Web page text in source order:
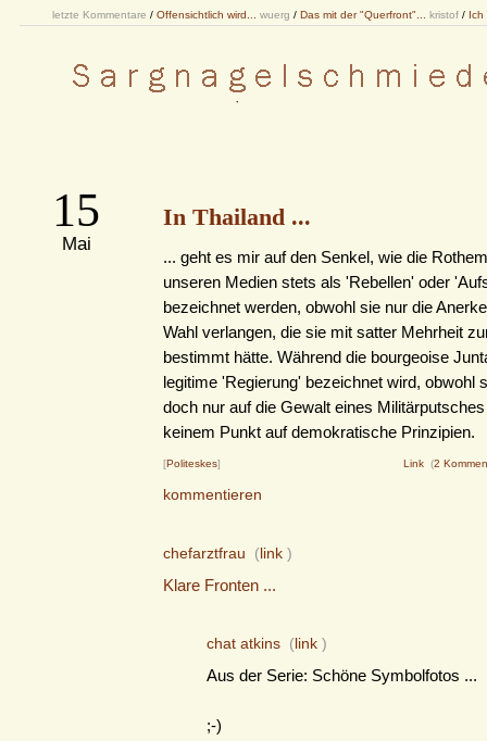
letzte Kommentare / Offensichtlich wird... wuerg / Das mit der "Querfront"... kristof / Ich
15
Mai
In Thailand ...
... geht es mir auf den Senkel, wie die
unseren Medien stets als 'Rebellen' oder
bezeichnet werden, obwohl sie nur die
Wahl verlangen, die sie mit satter Mehrheit
bestimmt hätte. Während die bourgeoise
legitime 'Regierung' bezeichnet wird, obwohl
doch nur auf die Gewalt eines
keinem Punkt auf demokratische Prinzipien.
[Politeskes] Link (2
kommentieren
chefarztfrau (link )
Klare Fronten ...
chat atkins (link )
Aus der Serie: Schöne Symbolfotos ...
;-)